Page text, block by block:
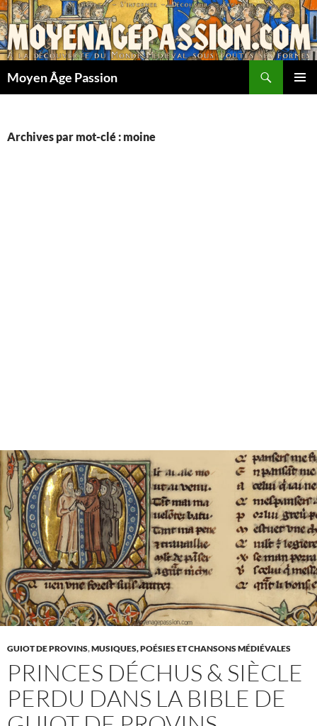
Aller
au
contenu
Moyen Âge Passion
Archives par mot-clé : moine
GUIOT DE PROVINS,MUSIQUES, POÉSIES ET CHANSONS MÉDIÉVALES
PRINCES DÉCHUS & SIÈCLE
PERDU DANS LA BIBLE DE